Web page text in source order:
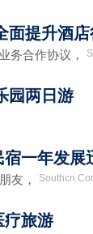
面提升酒
合作协议，
园两日游
一年发展
友，
旅游